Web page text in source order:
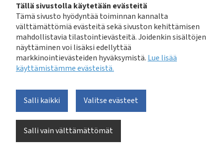
Tällä sivustolla käytetään evästeitä
Tämä sivusto hyödyntää toiminnan kannalta
välttämättömiä evästeitä sekä sivuston kehittämisen
mahdollistavia tilastointievästeitä. Joidenkin sisältöjen
näyttäminen voi lisäksi edellyttää
markkinointievästeiden hyväksymistä. Lue lisää
käyttämistämme evästeistä.​​​​​​
Salli kaikki
Salli vain välttämättömät
Valitse evästeet
Tilaus: Tästä linkistä voit tilata VVY:n uutiskirjeen:
http://uutiskirje.vvy.fi/
Avainsanat:vesihuolto laajastiviestintä
Uusimmat uutiset
Vesihuolto laajasti
EurEau julkaisi Europe's Water in Figures -raportin
3.8.2026